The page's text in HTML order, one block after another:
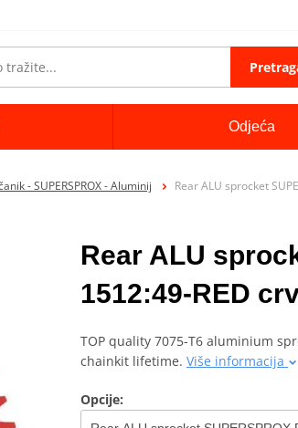
Odjeća
- SUPERSPROX - Aluminij Rear ALU sprocket
Rear ALU
1512:49-RED
TOP quality 7075-T6 aluminium
chainkit lifetime. Više informacija
Opcije: